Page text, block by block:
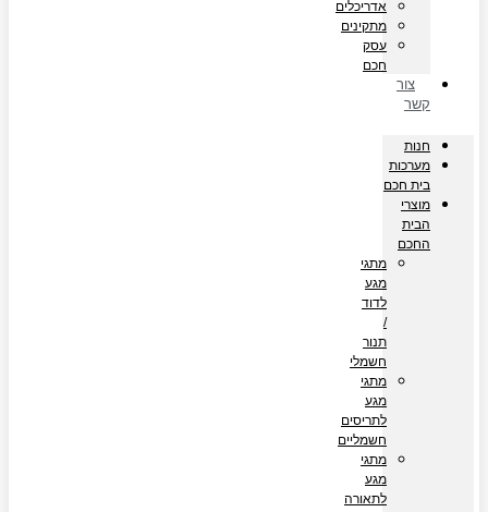
אדריכלים
מתקינים
עסק
חכם
צור
קשר
חנות
מערכות
בית חכם
מוצרי
הבית
החכם
מתגי
מגע
לדוד
/
תנור
חשמלי
מתגי
מגע
לתריסים
חשמליים
מתגי
מגע
לתאורה